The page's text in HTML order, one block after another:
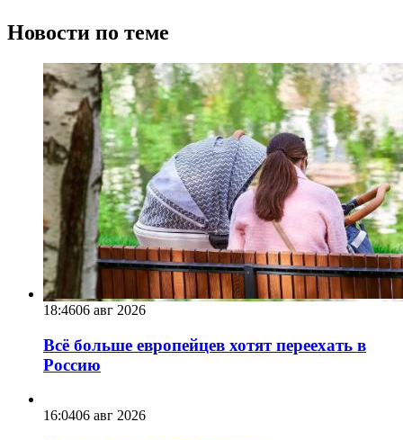
Новости по теме
18:4606 авг 2026
Всё больше европейцев хотят переехать в
Россию
16:0406 авг 2026